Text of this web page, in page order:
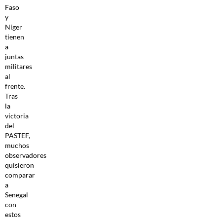
Faso
y
Níger
tienen
a
juntas
militares
al
frente.
Tras
la
victoria
del
PASTEF,
muchos
observadores
quisieron
comparar
a
Senegal
con
estos